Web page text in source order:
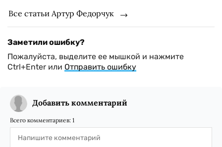
Все статьи Артур Федорчук
Заметили ошибку?
Пожалуйста, выделите ее мышкой и нажмите
Ctrl+Enter или Отправить ошибку
Добавить комментарий
Всего комментариев: 1